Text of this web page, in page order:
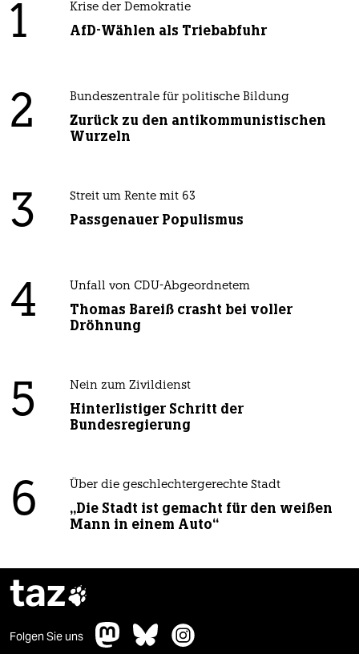
1 Krise der Demokratie
AfD-Wählen als Triebabfuhr
2 Bundeszentrale für politische Bildung
Zurück zu den antikommunistischen
Wurzeln
3 Streit um Rente mit 63
Passgenauer Populismus
4 Unfall von CDU-Abgeordnetem
Thomas Bareiß crasht bei voller
Dröhnung
5 Nein zum Zivildienst
Hinterlistiger Schritt der
Bundesregierung
6 Über die geschlechtergerechte Stadt
„Die Stadt ist gemacht für den weißen
Mann in einem Auto“
taz
Folgen Sie uns